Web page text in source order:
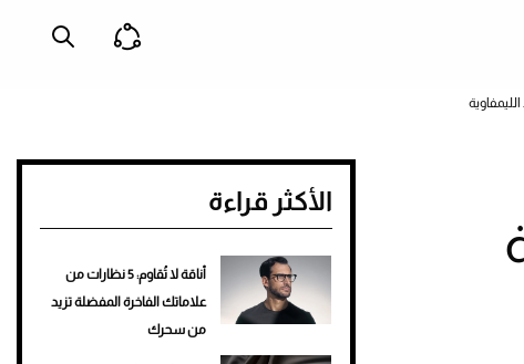
الأكثر قراءة
أناقة لا تُقاوم: 5 نظارات من
علاماتك الفاخرة المفضلة تزيد
من سحرك